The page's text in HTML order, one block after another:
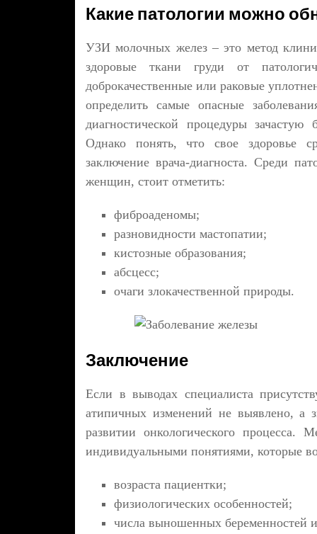
Какие патологии можно
УЗИ молочных желез – это метод
здоровые ткани груди от
доброкачественные или раковые
определить самые опасные
диагностической процедуры зачастую
Однако понять, что свое здоровье
заключение врача-диагноста. Среди
женщин, стоит отметить:
фиброаденомы;
разновидности мастопатии;
кистозные образования;
абсцесс;
очаги злокачественной природы.
Заключение
Если в выводах специалиста
атипичных изменений не выявлено, а
развитии онкологического
индивидуальными понятиями, которые
возраста пациентки;
физиологических особенностей;
числа выношенных беременностей